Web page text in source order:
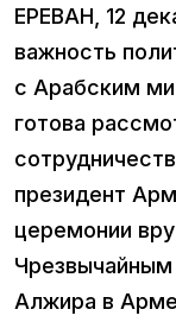
ЕРЕВАН, 12
важность
с Арабским
готова
президент
церемонии
Алжира в